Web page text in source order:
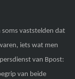
vaststelden dat
iets wat men
van Bpost:
van beide